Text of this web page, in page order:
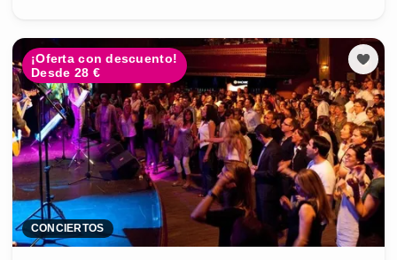
¡Oferta con descuento!
Desde 28 €
CONCIERTOS